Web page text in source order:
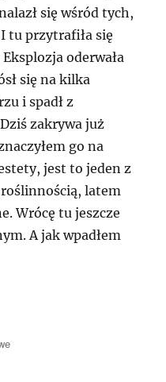
się wśród tych,
tu przytrafiła się
oderwała
się na kilka
i spadł z
zakrywa już
go na
jest to jeden z
latem
Wrócę tu jeszcze
A jak wpadłem